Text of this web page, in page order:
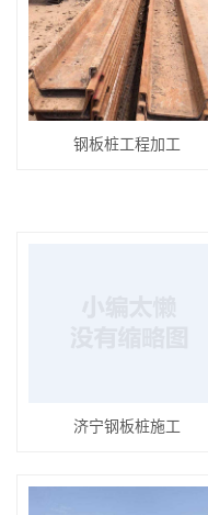
钢板桩工程加工
济宁钢板桩施工